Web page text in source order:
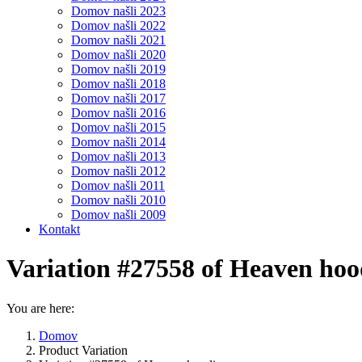
Domov našli 2023
Domov našli 2022
Domov našli 2021
Domov našli 2020
Domov našli 2019
Domov našli 2018
Domov našli 2017
Domov našli 2016
Domov našli 2015
Domov našli 2014
Domov našli 2013
Domov našli 2012
Domov našli 2011
Domov našli 2010
Domov našli 2009
Kontakt
Variation #27558 of Heaven
You are here:
Domov
Product Variation